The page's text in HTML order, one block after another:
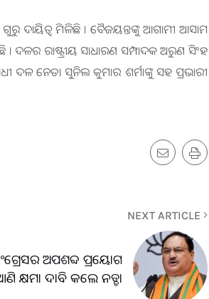
ଗୁରୁ ଦାୟିତ୍ବ ମିଳିଛି । ବୈଜୟନ୍ତଙ୍କୁ ଆଗାମୀ ଆସାମ
ଦଳର ରାଷ୍ଟ୍ରୀୟ ସାଧାରଣ ସମ୍ପାଦକ ଅରୁଣ ସିଂହ
ଦଳ ନେତା ସୁନିଲ କୁମାର ଶର୍ମାଙ୍କୁ ସହ ପ୍ରଭାରୀ
NEXT ARTICLE
ଅପଶବ୍ଦ ପ୍ରୟୋଗ
ଦାବି କଲେ ନଡ୍ଡା